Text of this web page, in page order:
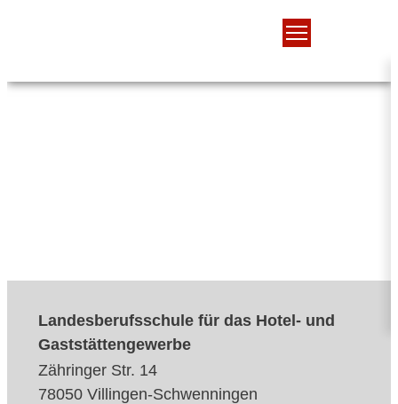
Landesberufsschule für das Hotel- und
Gaststättengewerbe
Zähringer Str. 14
78050 Villingen-Schwenningen